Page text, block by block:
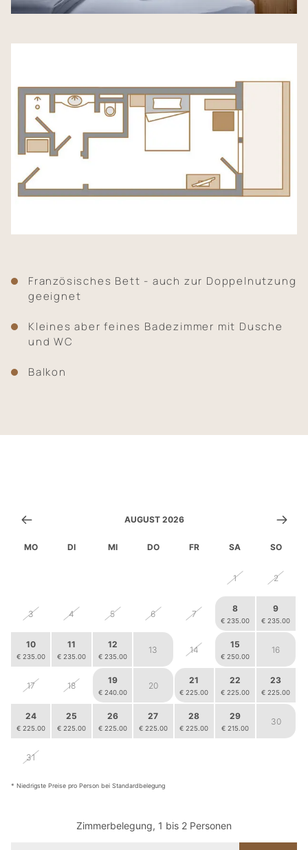
Französisches Bett - auch zur Doppelnutzung
geeignet
Kleines aber feines Badezimmer mit Dusche
und WC
Balkon
AUGUST 2026
MO DI MI DO FR SA SO
1 2
3 4 5 6 7
8
€ 235.00
9
€ 235.00
10
€ 235.00
11
€ 235.00
12
€ 235.00
13 14
15
€ 250.00
16
17 18
19
€ 240.00
20
21
€ 225.00
22
€ 225.00
23
€ 225.00
24
€ 225.00
25
€ 225.00
26
€ 225.00
27
€ 225.00
28
€ 225.00
29
€ 215.00
30
31
* Niedrigste Preise pro Person bei Standardbelegung
Zimmerbelegung, 1 bis 2 Personen